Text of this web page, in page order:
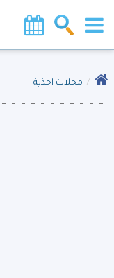
محلات احذية